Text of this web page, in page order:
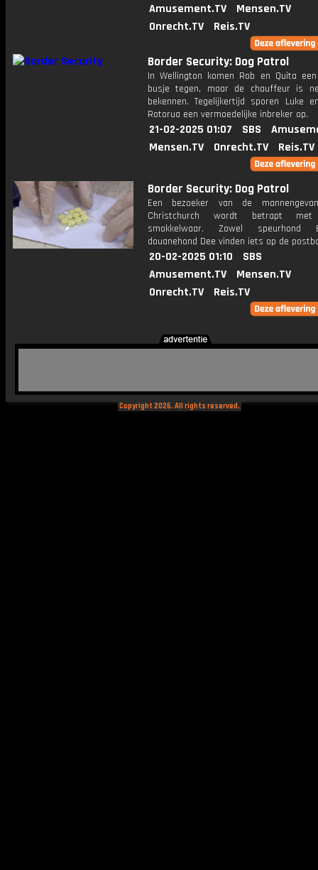
Amusement.TV
Mensen.TV
Onrecht.TV
Reis.TV
Border Security: Dog Patrol
In Wellington komen Rob en Quita
busje tegen, maar de chauffeur is
bekennen. Tegelijkertijd sporen Luke
Rotorua een vermoedelijke inbreker op.
21-02-2025 01:07 SBS
Mensen.TV
Onrecht.TV Reis.TV
Border Security: Dog Patrol
Een bezoeker van de
Christchurch wordt betrapt met
smokkelwaar. Zowel
douanehond Dee vinden iets op de
20-02-2025 01:10
SBS
Amusement.TV
Mensen.TV
Onrecht.TV
Reis.TV
Copyright 2026. All rights reserved.